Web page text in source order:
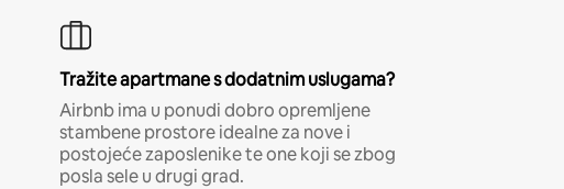
Tražite apartmane s dodatnim uslugama?
Airbnb ima u ponudi dobro opremljene
stambene prostore idealne za nove i
postojeće zaposlenike te one koji se zbog
posla sele u drugi grad.